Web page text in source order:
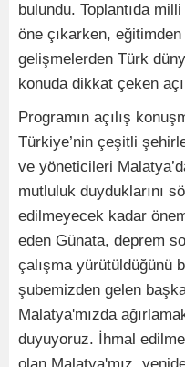
bulundu. Toplantıda
öne çıkarken,
gelişmelerden Türk
konuda dikkat çeken
Programın açılış
Türkiye’nin çeşitli
ve yöneticileri
mutluluk duyduklarını
edilmeyecek kadar
eden Günata, deprem
çalışma yürütüldüğünü
şubemizden gelen
Malatya'mızda
duyuyoruz. İhmal